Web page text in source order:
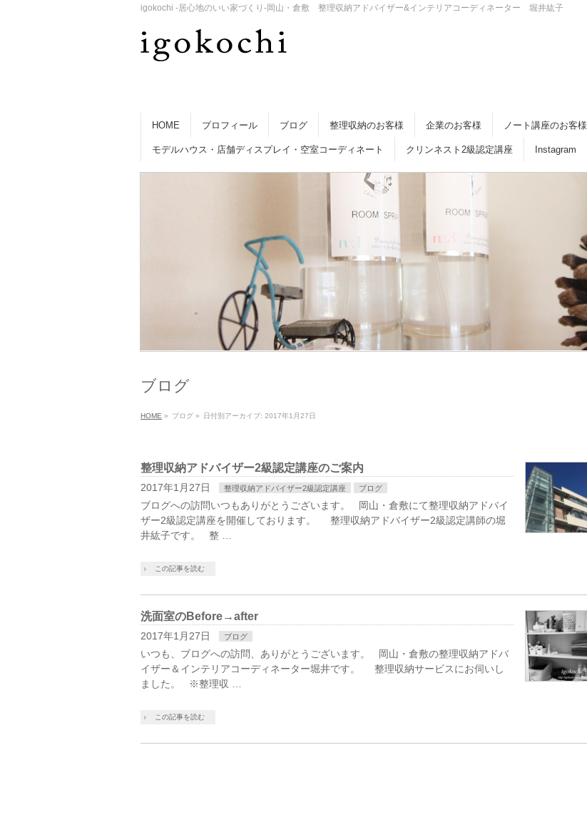
igokochi -居心地のいい家づくり-岡山・倉敷 整理収納アドバイザー&インテリアコーディネーター 堀井紘子
HOME プロフィール ブログ 整理収納のお客様 企業のお客様 ノート講座のお客様
モデルハウス・店舗ディスプレイ・空室コーディネート クリンネスト2級認定講座 Instagram
ブログ
HOME » ブログ » 日付別アーカイブ: 2017年1月27日
整理収納アドバイザー2級認定講座のご案内
2017年1月27日 整理収納アドバイザー2級認定講座 ブログ
ブログへの訪問いつもありがとうございます。 岡山・倉敷にて整理収納アドバイ
ザー2級認定講座を開催しております。 整理収納アドバイザー2級認定講師の堀
井紘子です。 整 …
この記事を読む
洗面室のBefore→after
2017年1月27日 ブログ
いつも、ブログへの訪問、ありがとうございます。 岡山・倉敷の整理収納アドバ
イザー＆インテリアコーディネーター堀井です。 整理収納サービスにお伺いし
ました。 ※整理収 …
この記事を読む